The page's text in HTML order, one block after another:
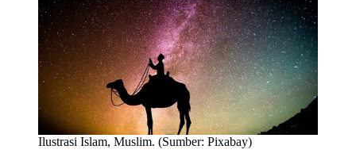
Ilustrasi Islam, Muslim. (Sumber: Pixabay)